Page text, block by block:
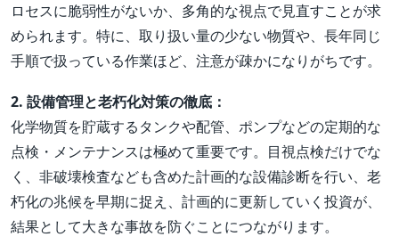
ロセスに脆弱性がないか、多角的な視点で見直すことが求
められます。特に、取り扱い量の少ない物質や、長年同じ
手順で扱っている作業ほど、注意が疎かになりがちです。
2. 設備管理と老朽化対策の徹底：
化学物質を貯蔵するタンクや配管、ポンプなどの定期的な
点検・メンテナンスは極めて重要です。目視点検だけでな
く、非破壊検査なども含めた計画的な設備診断を行い、老
朽化の兆候を早期に捉え、計画的に更新していく投資が、
結果として大きな事故を防ぐことにつながります。